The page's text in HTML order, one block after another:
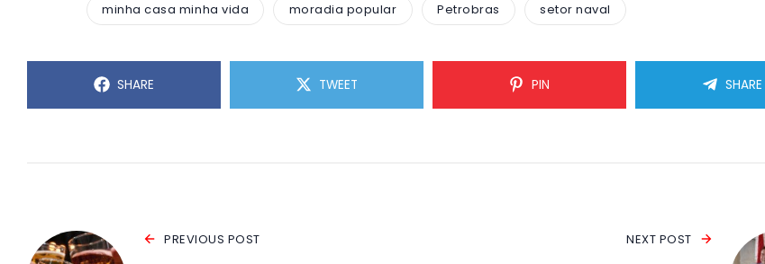
minha casa minha vida moradia popular Petrobras setor naval
SHARE TWEET PIN SHARE
PREVIOUS POST NEXT POST